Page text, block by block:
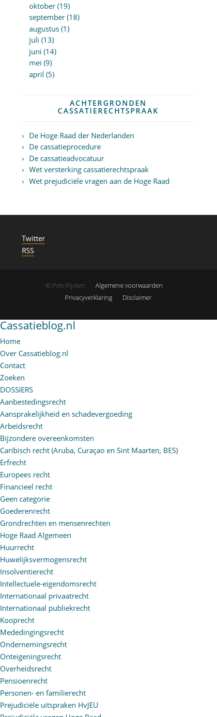
oktober (19)
september (18)
augustus (1)
juli (13)
juni (14)
mei (9)
april (5)
ACHTERGRONDEN
CASSATIERECHTSPRAAK
De Hoge Raad der Nederlanden
De cassatieprocedure
De cassatieadvocatuur
Wet versterking cassatierechtspraak
Wet prejudiciële vragen aan de Hoge Raad
Twitter
RSS
© Pels Rijcken
Algemene voorwaarden
Privacyverklaring
Disclaimer
Cassatieblog.nl
Home
Over Cassatieblog.nl
Contact
Zoeken
DOSSIERS
Aanbestedingsrecht
Aansprakelijkheid en schadevergoeding
Arbeidsrecht
Bijzondere overeenkomsten
Caribisch recht (Aruba, Curaçao en Sint Maarten, BES)
Erfrecht
Europees recht
Financieel recht
Geen categorie
Goederenrecht
Grondrechten en mensenrechten
Hoge Raad Algemeen
Huurrecht
Huwelijksvermogensrecht
Insolventierecht
Intellectuele-eigendomsrecht
Internationaal privaatrecht
Internationaal publiekrecht
Kooprecht
Mededingingsrecht
Ondernemingsrecht
Onteigeningsrecht
Overheidsrecht
Pensioenrecht
Personen- en familierecht
Prejudiciële uitspraken HvJEU